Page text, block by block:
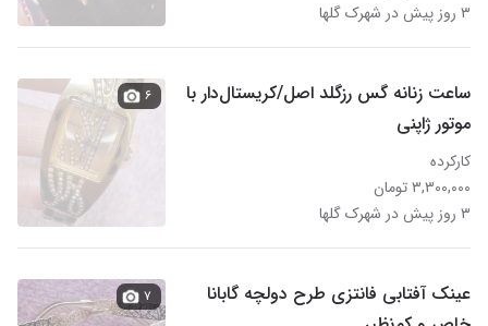
۳ روز پیش در شهرک گلها
ساعت زنانه گس رزگلد اصل/کریستال‌دار با
موتور ژاپنی
کارکرده
۳,۳۰۰,۰۰۰ تومان
۳ روز پیش در شهرک گلها
۶
عینک آفتابی فانتزی طرح دولچه گابانا
۷